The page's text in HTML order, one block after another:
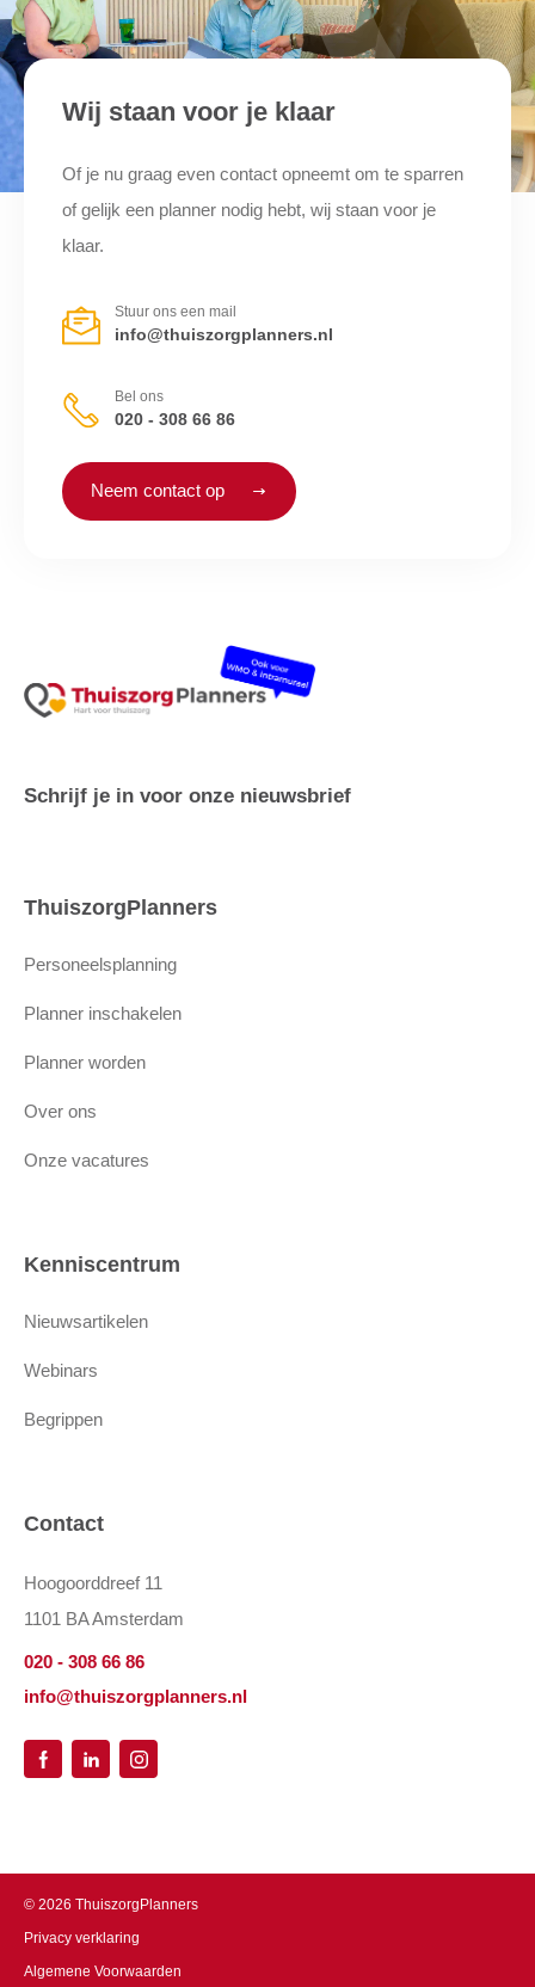
Wij staan voor je klaar
Of je nu graag even contact opneemt om te sparren
of gelijk een planner nodig hebt, wij staan voor je
klaar.
Stuur ons een mail
info@thuiszorgplanners.nl
Bel ons
020 - 308 66 86
Neem contact op
Schrijf je in voor onze nieuwsbrief
ThuiszorgPlanners
Personeelsplanning
Planner inschakelen
Planner worden
Over ons
Onze vacatures
Kenniscentrum
Nieuwsartikelen
Webinars
Begrippen
Contact
Hoogoorddreef 11
1101 BA Amsterdam
020 - 308 66 86
info@thuiszorgplanners.nl
© 2026 ThuiszorgPlanners
Privacy verklaring
Algemene Voorwaarden